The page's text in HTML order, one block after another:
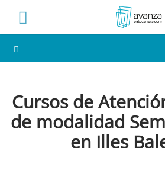
Cursos de
de modalidad
en Illes